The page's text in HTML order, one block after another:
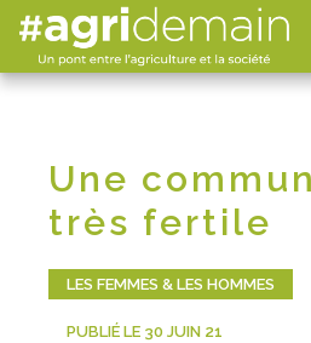
Une
très fertile
LES FEMMES & LES HOMMES
PUBLIÉ LE 30 JUIN 21